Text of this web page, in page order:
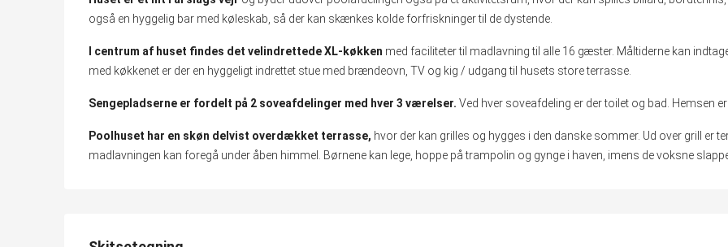
også en hyggelig bar med køleskab, så der kan skænkes kolde forfriskninger til de dystende.
I centrum af huset findes det velindrettede XL-køkken med faciliteter til madlavning til alle 16 gæster. Måltiderne kan
med køkkenet er der en hyggeligt indrettet stue med brændeovn, TV og kig / udgang til husets store terrasse.
Sengepladserne er fordelt på 2 soveafdelinger med hver 3 værelser. Ved hver soveafdeling er der toilet og bad. Hemsen
Poolhuset har en skøn delvist overdækket terrasse, hvor der kan grilles og hygges i den danske sommer. Ud over grill er
madlavningen kan foregå under åben himmel. Børnene kan lege, hoppe på trampolin og gynge i haven, imens de voksne